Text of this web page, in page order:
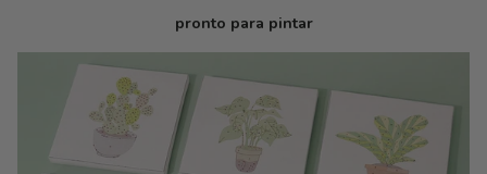
pronto para pintar